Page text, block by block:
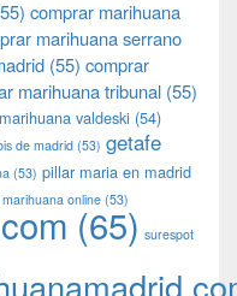
comprar marihuana
marihuana serrano
(55) comprar
marihuana tribunal (55)
valdeski (54)
de madrid(53) getafe
(53) pillar maria en madrid
online(53)
(65) surespot